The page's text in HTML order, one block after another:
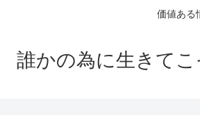
価値ある
誰かの為に生きて